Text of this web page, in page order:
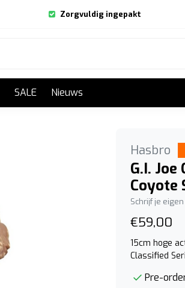
Zorgvuldig ingepakt
SALE Nieuws
Hasbro
G.I.
Coyote
Schrijf je
€59,00
15cm hoge
Classified
Pre-